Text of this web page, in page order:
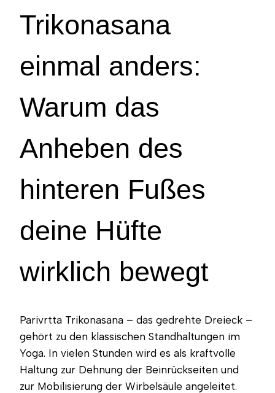
Trikonasana
einmal anders:
Warum das
Anheben des
hinteren Fußes
deine Hüfte
wirklich bewegt
Parivrtta Trikonasana – das gedrehte Dreieck –
gehört zu den klassischen Standhaltungen im
Yoga. In vielen Stunden wird es als kraftvolle
Haltung zur Dehnung der Beinrückseiten und
zur Mobilisierung der Wirbelsäule angeleitet.